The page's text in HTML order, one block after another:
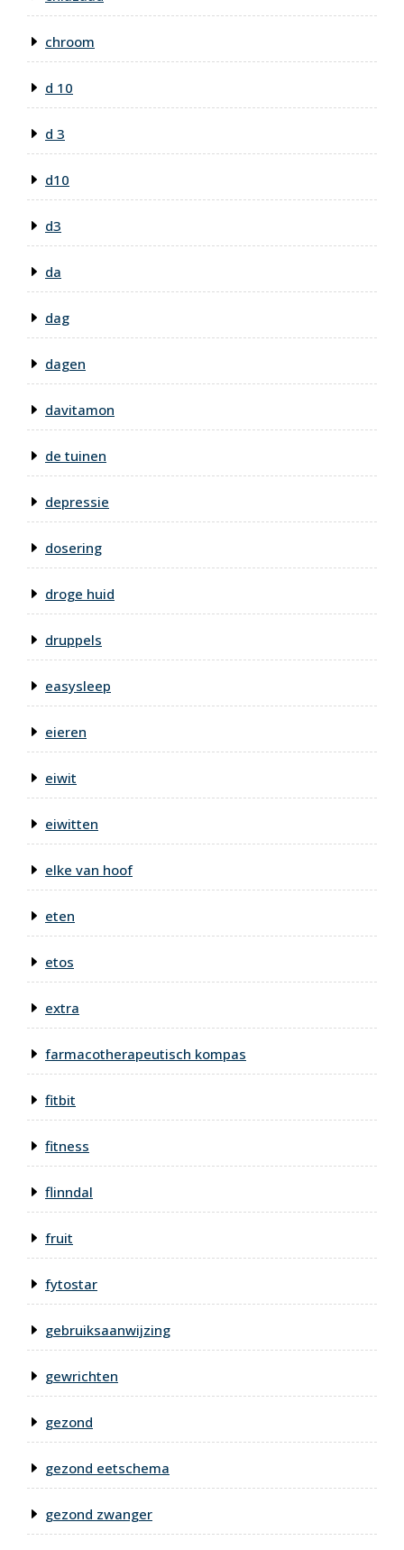
chroom
d 10
d 3
d10
d3
da
dag
dagen
davitamon
de tuinen
depressie
dosering
droge huid
druppels
easysleep
eieren
eiwit
eiwitten
elke van hoof
eten
etos
extra
farmacotherapeutisch kompas
fitbit
fitness
flinndal
fruit
fytostar
gebruiksaanwijzing
gewrichten
gezond
gezond eetschema
gezond zwanger